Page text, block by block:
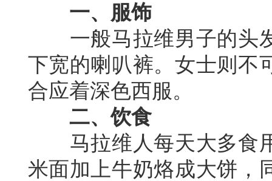
一、服饰
一般马拉维男子的头
下宽的喇叭裤。女士则不
合应着深色西服。
二、饮食
马拉维人每天大多食
米面加上牛奶烙成大饼，